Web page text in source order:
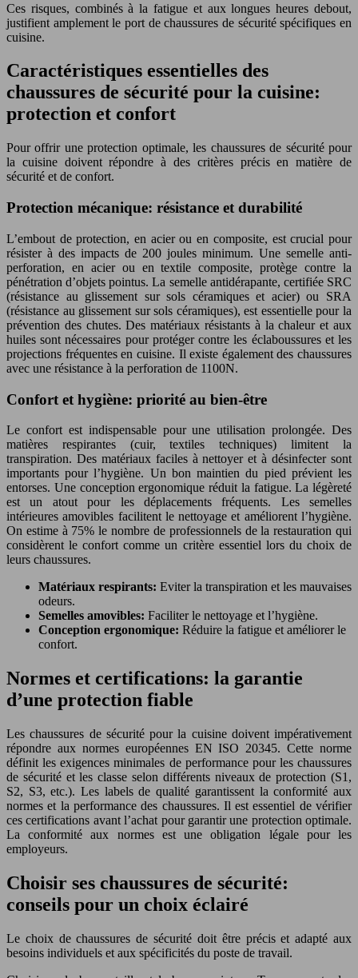
Ces risques, combinés à la fatigue et aux longues heures debout,
justifient amplement le port de chaussures de sécurité spécifiques en
cuisine.
Caractéristiques essentielles des
chaussures de sécurité pour la cuisine:
protection et confort
Pour offrir une protection optimale, les chaussures de sécurité pour
la cuisine doivent répondre à des critères précis en matière de
sécurité et de confort.
Protection mécanique: résistance et durabilité
L’embout de protection, en acier ou en composite, est crucial pour
résister à des impacts de 200 joules minimum. Une semelle anti-
perforation, en acier ou en textile composite, protège contre la
pénétration d’objets pointus. La semelle antidérapante, certifiée SRC
(résistance au glissement sur sols céramiques et acier) ou SRA
(résistance au glissement sur sols céramiques), est essentielle pour la
prévention des chutes. Des matériaux résistants à la chaleur et aux
huiles sont nécessaires pour protéger contre les éclaboussures et les
projections fréquentes en cuisine. Il existe également des chaussures
avec une résistance à la perforation de 1100N.
Confort et hygiène: priorité au bien-être
Le confort est indispensable pour une utilisation prolongée. Des
matières respirantes (cuir, textiles techniques) limitent la
transpiration. Des matériaux faciles à nettoyer et à désinfecter sont
importants pour l’hygiène. Un bon maintien du pied prévient les
entorses. Une conception ergonomique réduit la fatigue. La légèreté
est un atout pour les déplacements fréquents. Les semelles
intérieures amovibles facilitent le nettoyage et améliorent l’hygiène.
On estime à 75% le nombre de professionnels de la restauration qui
considèrent le confort comme un critère essentiel lors du choix de
leurs chaussures.
Matériaux respirants: Eviter la transpiration et les mauvaises
odeurs.
Semelles amovibles: Faciliter le nettoyage et l’hygiène.
Conception ergonomique: Réduire la fatigue et améliorer le
confort.
Normes et certifications: la garantie
d’une protection fiable
Les chaussures de sécurité pour la cuisine doivent impérativement
répondre aux normes européennes EN ISO 20345. Cette norme
définit les exigences minimales de performance pour les chaussures
de sécurité et les classe selon différents niveaux de protection (S1,
S2, S3, etc.). Les labels de qualité garantissent la conformité aux
normes et la performance des chaussures. Il est essentiel de vérifier
ces certifications avant l’achat pour garantir une protection optimale.
La conformité aux normes est une obligation légale pour les
employeurs.
Choisir ses chaussures de sécurité:
conseils pour un choix éclairé
Le choix de chaussures de sécurité doit être précis et adapté aux
besoins individuels et aux spécificités du poste de travail.